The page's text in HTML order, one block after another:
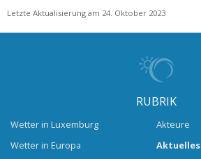
Letzte Aktualisierung am 24. Oktober 2023
RUBRIK
Wetter in Luxemburg
Wetter in Europa
Akteure
Aktuelles